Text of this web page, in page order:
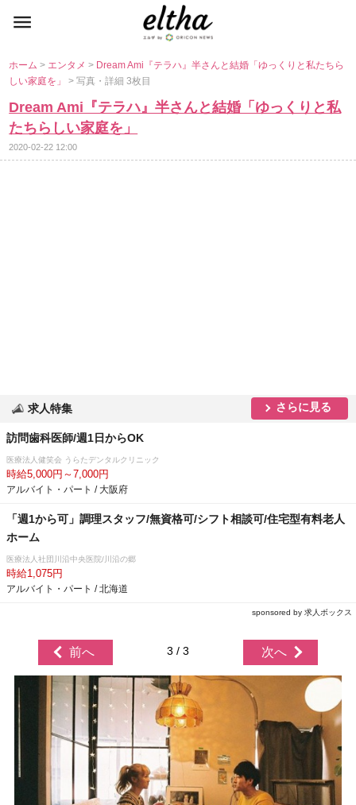
ホーム> エンタメ> Dream Ami『テラハ』半さんと結婚「ゆっくりと私たちら
しい家庭を」> 写真・詳細 3枚目
Dream Ami『テラハ』半さんと結婚「ゆっくりと私
たちらしい家庭を」
2020-02-22 12:00
求人特集 さらに見る
訪問歯科医師/週1日からOK
医療法人健笑会 うらたデンタルクリニック
時給5,000円～7,000円
アルバイト・パート / 大阪府
「週1から可」調理スタッフ/無資格可/シフト相談可/住宅型有料老人
ホーム
医療法人社団川沿中央医院/川沿の郷
時給1,075円
アルバイト・パート / 北海道
sponsored by 求人ボックス
前へ 3 / 3 次へ